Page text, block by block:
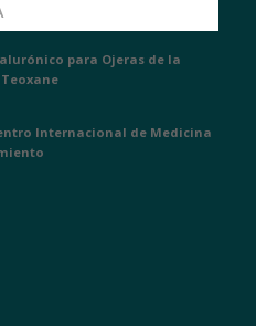
para Ojeras de la
Internacional de Medicina